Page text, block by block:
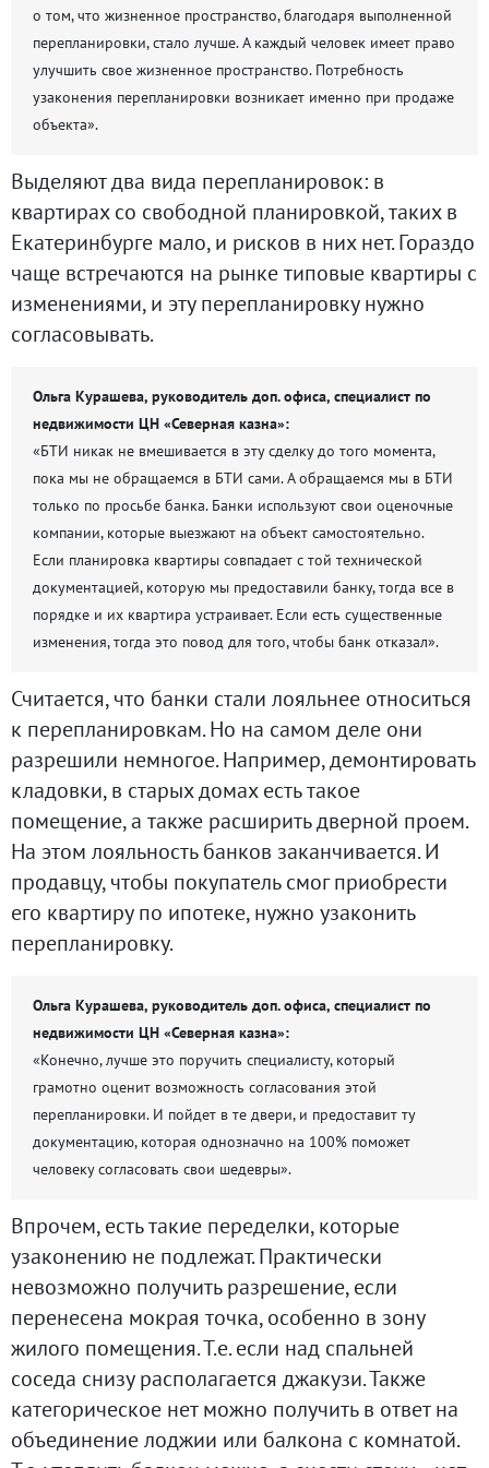
о том, что жизненное пространство, благодаря выполненной
перепланировки, стало лучше. А каждый человек имеет право
улучшить свое жизненное пространство. Потребность
узаконения перепланировки возникает именно при продаже
объекта».
Выделяют два вида перепланировок: в
квартирах со свободной планировкой, таких в
Екатеринбурге мало, и рисков в них нет. Гораздо
чаще встречаются на рынке типовые квартиры с
изменениями, и эту перепланировку нужно
согласовывать.
Ольга Курашева, руководитель доп. офиса, специалист по
недвижимости ЦН «Северная казна»:
«БТИ никак не вмешивается в эту сделку до того момента,
пока мы не обращаемся в БТИ сами. А обращаемся мы в БТИ
только по просьбе банка. Банки используют свои оценочные
компании, которые выезжают на объект самостоятельно.
Если планировка квартиры совпадает с той технической
документацией, которую мы предоставили банку, тогда все в
порядке и их квартира устраивает. Если есть существенные
изменения, тогда это повод для того, чтобы банк отказал».
Считается, что банки стали лояльнее относиться
к перепланировкам. Но на самом деле они
разрешили немногое. Например, демонтировать
кладовки, в старых домах есть такое
помещение, а также расширить дверной проем.
На этом лояльность банков заканчивается. И
продавцу, чтобы покупатель смог приобрести
его квартиру по ипотеке, нужно узаконить
перепланировку.
Ольга Курашева, руководитель доп. офиса, специалист по
недвижимости ЦН «Северная казна»:
«Конечно, лучше это поручить специалисту, который
грамотно оценит возможность согласования этой
перепланировки. И пойдет в те двери, и предоставит ту
документацию, которая однозначно на 100% поможет
человеку согласовать свои шедевры».
Впрочем, есть такие переделки, которые
узаконению не подлежат. Практически
невозможно получить разрешение, если
перенесена мокрая точка, особенно в зону
жилого помещения. Т.е. если над спальней
соседа снизу располагается джакузи. Также
категорическое нет можно получить в ответ на
объединение лоджии или балкона с комнатой.